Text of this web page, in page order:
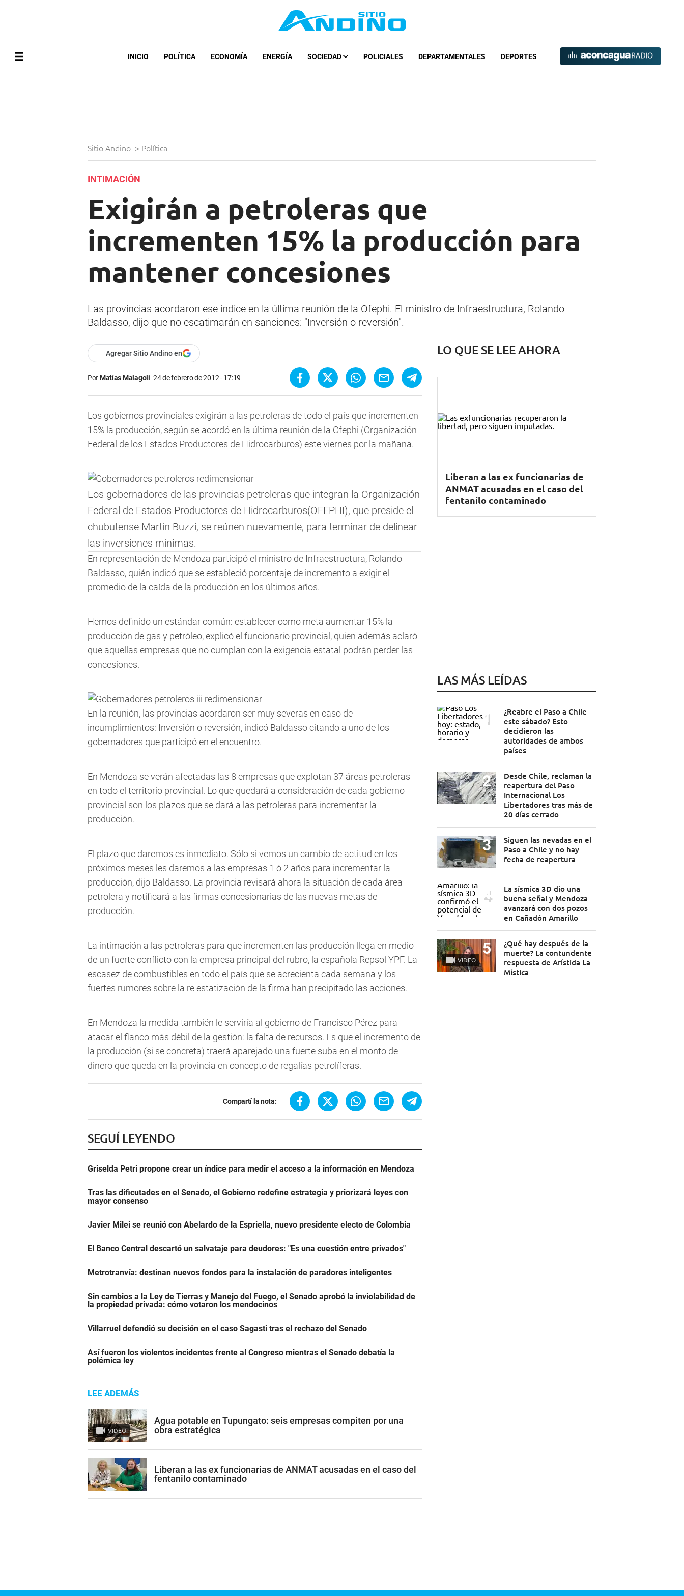
INICIO POLÍTICA ECONOMÍA ENERGÍA SOCIEDAD POLICIALES DEPARTAMENTALES DEPORTES
Sitio Andino > Política
INTIMACIÓN
Exigirán a petroleras que
incrementen 15% la producción para
mantener concesiones
Las provincias acordaron ese índice en la última reunión de la Ofephi. El ministro de Infraestructura, Rolando
Baldasso, dijo que no escatimarán en sanciones: "Inversión o reversión".
Agregar Sitio Andino en
PorMatías Malagoli 24 de febrero de 2012 - 17:19
Los gobiernos provinciales exigirán a las petroleras de todo el país que incrementen
15% la producción, según se acordó en la última reunión de la Ofephi (Organización
Federal de los Estados Productores de Hidrocarburos) este viernes por la mañana.
Los gobernadores de las provincias petroleras que integran la Organización
Federal de Estados Productores de Hidrocarburos(OFEPHI), que preside el
chubutense Martín Buzzi, se reúnen nuevamente, para terminar de delinear
las inversiones mínimas.
En representación de Mendoza participó el ministro de Infraestructura, Rolando
Baldasso, quién indicó que se estableció porcentaje de incremento a exigir el
promedio de la caída de la producción en los últimos años.
Hemos definido un estándar común: establecer como meta aumentar 15% la
producción de gas y petróleo, explicó el funcionario provincial, quien además aclaró
que aquellas empresas que no cumplan con la exigencia estatal podrán perder las
concesiones.
En la reunión, las provincias acordaron ser muy severas en caso de
incumplimientos: Inversión o reversión, indicó Baldasso citando a uno de los
gobernadores que participó en el encuentro.
En Mendoza se verán afectadas las 8 empresas que explotan 37 áreas petroleras
en todo el territorio provincial. Lo que quedará a consideración de cada gobierno
provincial son los plazos que se dará a las petroleras para incrementar la
producción.
El plazo que daremos es inmediato. Sólo si vemos un cambio de actitud en los
próximos meses les daremos a las empresas 1 ó 2 años para incrementar la
producción, dijo Baldasso. La provincia revisará ahora la situación de cada área
petrolera y notificará a las firmas concesionarias de las nuevas metas de
producción.
La intimación a las petroleras para que incrementen las producción llega en medio
de un fuerte conflicto con la empresa principal del rubro, la española Repsol YPF. La
escasez de combustibles en todo el país que se acrecienta cada semana y los
fuertes rumores sobre la re estatización de la firma han precipitado las acciones.
En Mendoza la medida también le serviría al gobierno de Francisco Pérez para
atacar el flanco más débil de la gestión: la falta de recursos. Es que el incremento de
la producción (si se concreta) traerá aparejado una fuerte suba en el monto de
dinero que queda en la provincia en concepto de regalías petrolíferas.
Compartí la nota:
SEGUÍ LEYENDO
Griselda Petri propone crear un índice para medir el acceso a la información en Mendoza
Tras las dificutades en el Senado, el Gobierno redefine estrategia y priorizará leyes con
mayor consenso
Javier Milei se reunió con Abelardo de la Espriella, nuevo presidente electo de Colombia
El Banco Central descartó un salvataje para deudores: "Es una cuestión entre privados"
Metrotranvía: destinan nuevos fondos para la instalación de paradores inteligentes
Sin cambios a la Ley de Tierras y Manejo del Fuego, el Senado aprobó la inviolabilidad de
la propiedad privada: cómo votaron los mendocinos
Villarruel defendió su decisión en el caso Sagasti tras el rechazo del Senado
Así fueron los violentos incidentes frente al Congreso mientras el Senado debatía la
polémica ley
LEE ADEMÁS
VIDEO
Agua potable en Tupungato: seis empresas compiten por una
obra estratégica
Liberan a las ex funcionarias de ANMAT acusadas en el caso del
fentanilo contaminado
LO QUE SE LEE AHORA
Liberan a las ex funcionarias de
ANMAT acusadas en el caso del
fentanilo contaminado
LAS MÁS LEÍDAS
¿Reabre el Paso a Chile
este sábado? Esto
decidieron las
autoridades de ambos
países
Desde Chile, reclaman la
reapertura del Paso
Internacional Los
Libertadores tras más de
20 días cerrado
Siguen las nevadas en el
Paso a Chile y no hay
fecha de reapertura
La sísmica 3D dio una
buena señal y Mendoza
avanzará con dos pozos
en Cañadón Amarillo
VIDEO
¿Qué hay después de la
muerte? La contundente
respuesta de Arístida La
Mística